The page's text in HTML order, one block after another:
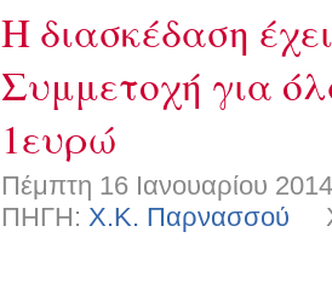
H διασκέδαση
Συμμετοχή για
1ευρώ
Πέμπτη 16 Ιανουαρίου
ΠΗΓΗ: Χ.Κ. Παρνασσού